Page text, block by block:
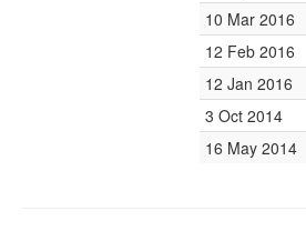
10 Mar 2016
12 Feb 2016
12 Jan 2016
3 Oct 2014
16 May 2014